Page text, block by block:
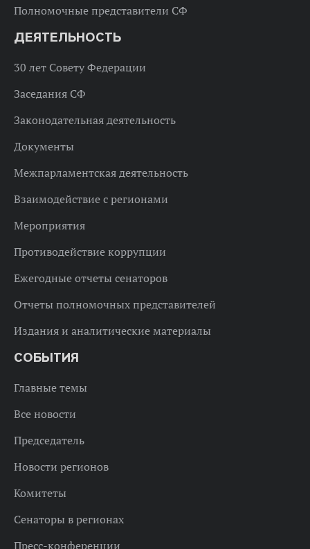
Полномочные представители СФ
ДЕЯТЕЛЬНОСТЬ
30 лет Совету Федерации
Заседания СФ
Законодательная деятельность
Документы
Межпарламентская деятельность
Взаимодействие с регионами
Мероприятия
Противодействие коррупции
Ежегодные отчеты сенаторов
Отчеты полномочных представителей
Издания и аналитические материалы
СОБЫТИЯ
Главные темы
Все новости
Председатель
Новости регионов
Комитеты
Сенаторы в регионах
Пресс-конференции